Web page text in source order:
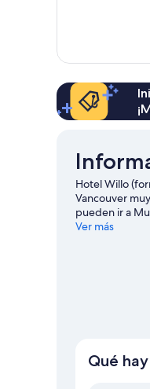
Hotel Willo
Vancouver
pueden ir a
pueden visitar
Ver más
Qué